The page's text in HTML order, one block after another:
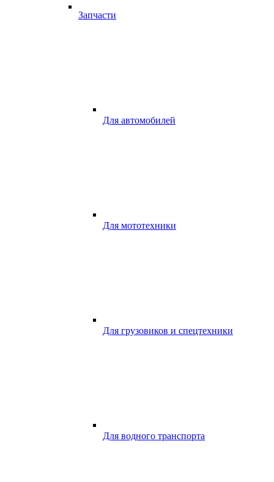
Запчасти
Для автомобилей
Для мототехники
Для грузовиков и спецтехники
Для водного транспорта